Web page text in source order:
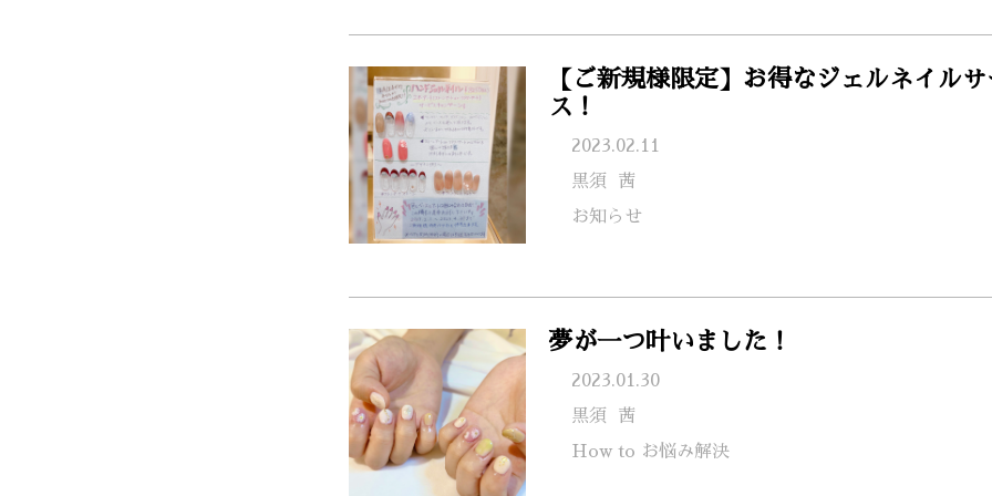
【ご新規様限定】お得なジェルネイル
ス！
2023.02.11
黒須
茜
お知らせ
夢が一つ叶いました！
2023.01.30
黒須
茜
How to お悩み解決